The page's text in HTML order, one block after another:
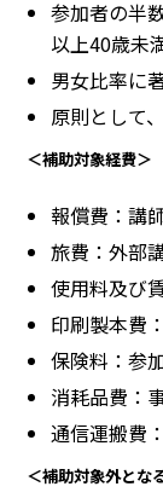
参加者の半
以上40歳未
男女比率に
原則として
＜補助対象経費＞
報償費：講
旅費：外部
使用料及び
印刷製本費
保険料：参
消耗品費：
通信運搬費
＜補助対象外とな